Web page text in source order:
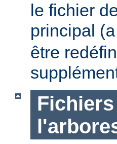
le fichier
principal (
être